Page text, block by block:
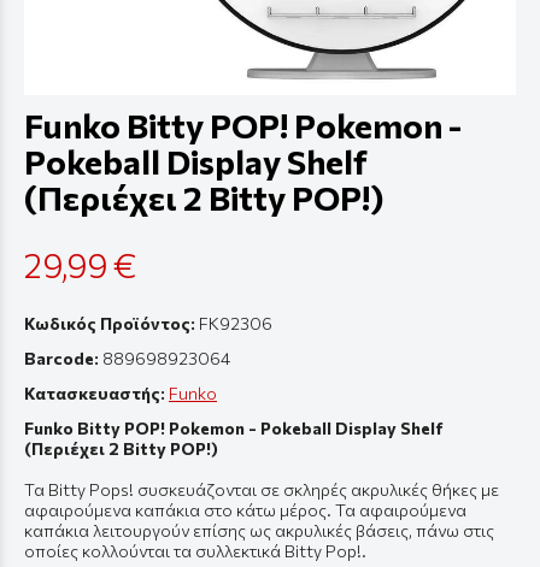
Funko Bitty POP! Pokemon -
Pokeball Display Shelf
(Περιέχει 2 Bitty POP!)
29,99 €
Κωδικός Προϊόντος: FK92306
Barcode: 889698923064
Κατασκευαστής: Funko
Funko Bitty POP! Pokemon - Pokeball Display Shelf
(Περιέχει 2 Bitty POP!)
Τα Bitty Pops! συσκευάζονται σε σκληρές ακρυλικές θήκες με
αφαιρούμενα καπάκια στο κάτω μέρος. Τα αφαιρούμενα
καπάκια λειτουργούν επίσης ως ακρυλικές βάσεις, πάνω στις
οποίες κολλούνται τα συλλεκτικά Bitty Pop!.